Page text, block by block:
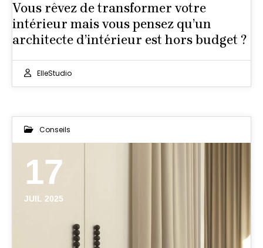
Vous rêvez de transformer votre
intérieur mais vous pensez qu’un
architecte d’intérieur est hors budget ?
ElleStudio
Conseils
17
JUIL 2025